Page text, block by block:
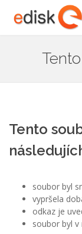
Tento
soubor byl
vypršela
odkaz je
soubor byl v